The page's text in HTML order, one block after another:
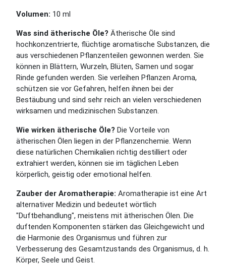
Volumen: 10 ml
Was sind ätherische Öle? Ätherische Öle sind
hochkonzentrierte, flüchtige aromatische Substanzen, die
aus verschiedenen Pflanzenteilen gewonnen werden. Sie
können in Blättern, Wurzeln, Blüten, Samen und sogar
Rinde gefunden werden. Sie verleihen Pflanzen Aroma,
schützen sie vor Gefahren, helfen ihnen bei der
Bestäubung und sind sehr reich an vielen verschiedenen
wirksamen und medizinischen Substanzen.
Wie wirken ätherische Öle? Die Vorteile von
ätherischen Ölen liegen in der Pflanzenchemie. Wenn
diese natürlichen Chemikalien richtig destilliert oder
extrahiert werden, können sie im täglichen Leben
körperlich, geistig oder emotional helfen.
Zauber der Aromatherapie: Aromatherapie ist eine Art
alternativer Medizin und bedeutet wörtlich
"Duftbehandlung", meistens mit ätherischen Ölen. Die
duftenden Komponenten stärken das Gleichgewicht und
die Harmonie des Organismus und führen zur
Verbesserung des Gesamtzustands des Organismus, d. h.
Körper, Seele und Geist.